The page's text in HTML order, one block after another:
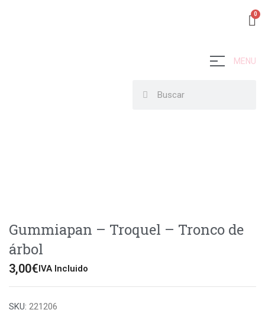
MENU
Gummiapan – Troquel – Tronco de
árbol
3,00€IVA Incluido
SKU: 221206